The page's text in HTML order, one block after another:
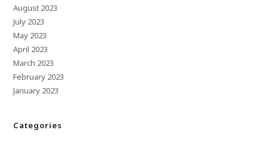
August 2023
July 2023
May 2023
April 2023
March 2023
February 2023
January 2023
Categories